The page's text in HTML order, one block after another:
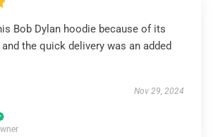
Bob Dylan hoodie because of its
and the quick delivery was an added
Nov 29, 2024